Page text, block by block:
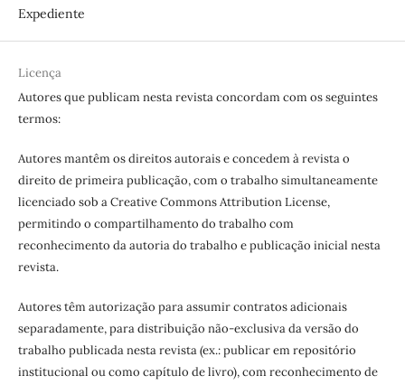
Expediente
Licença
Autores que publicam nesta revista concordam com os seguintes
termos:
Autores mantêm os direitos autorais e concedem à revista o
direito de primeira publicação, com o trabalho simultaneamente
licenciado sob a Creative Commons Attribution License,
permitindo o compartilhamento do trabalho com
reconhecimento da autoria do trabalho e publicação inicial nesta
revista.
Autores têm autorização para assumir contratos adicionais
separadamente, para distribuição não-exclusiva da versão do
trabalho publicada nesta revista (ex.: publicar em repositório
institucional ou como capítulo de livro), com reconhecimento de